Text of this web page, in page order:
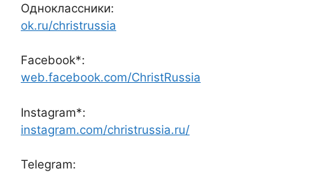
Одноклассники:
ok.ru/christrussia
Facebook*:
web.facebook.com/ChristRussia
Instagram*:
instagram.com/christrussia.ru/
Telegram: